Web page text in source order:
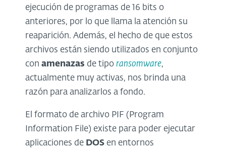
ejecución de programas de 16 bits o
anteriores, por lo que llama la atención su
reaparición. Además, el hecho de que estos
archivos están siendo utilizados en conjunto
con amenazas de tipo ransomware,
actualmente muy activas, nos brinda una
razón para analizarlos a fondo.
El formato de archivo PIF (Program
Information File) existe para poder ejecutar
aplicaciones de DOS en entornos